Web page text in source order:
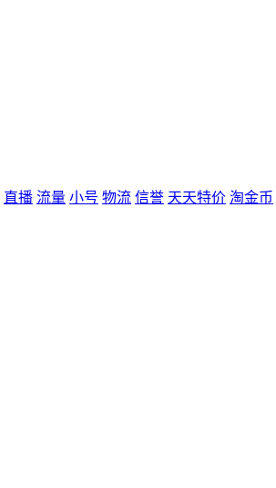
直播 流量 小号 物流 信誉 天天特价 淘金币